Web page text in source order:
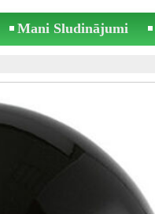
Mani Sludinājumi